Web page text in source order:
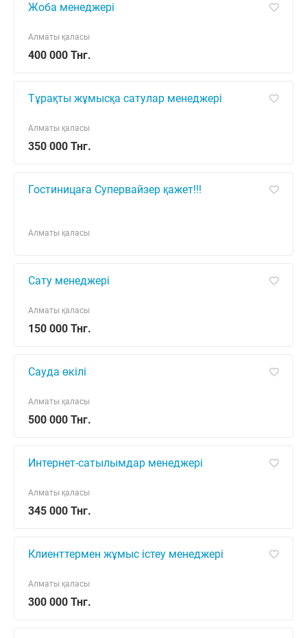
Жоба менеджері
400 000 Тнг.
Алматы қаласы
Тұрақты жұмысқа сатулар менеджері
350 000 Тнг.
Алматы қаласы
Гостиницаға Супервайзер қажет!!!
Алматы қаласы
Сату менеджері
150 000 Тнг.
Алматы қаласы
Сауда өкілi
500 000 Тнг.
Алматы қаласы
Интернет-сатылымдар менеджері
345 000 Тнг.
Алматы қаласы
Клиенттермен жұмыс істеу менеджері
300 000 Тнг.
Алматы қаласы